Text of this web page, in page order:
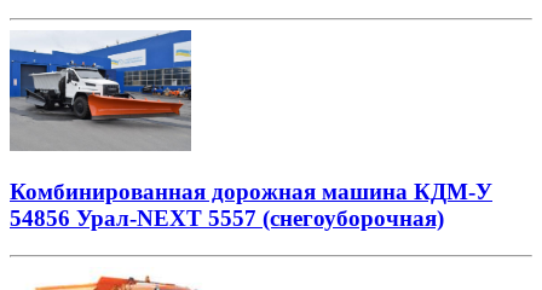
Комбинированная дорожная машина КДМ-У
54856 Урал-NEXT 5557 (снегоуборочная)